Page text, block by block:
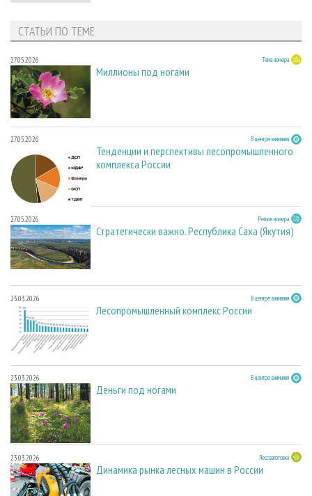
СТАТЬИ ПО ТЕМЕ
27.05.2026 Тема номера
Миллионы под ногами
27.05.2026 В центре внимания
Тенденции и перспективы лесопромышленного
комплекса России
27.05.2026 Регион номера
Стратегически важно. Республика Саха (Якутия)
23.03.2026 В центре внимания
Лесопромышленный комплекс России
23.03.2026 В центре внимания
Деньги под ногами
23.03.2026 Лесозаготовка
Динамика рынка лесных машин в России